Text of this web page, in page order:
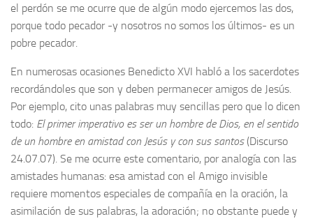
el perdón se me ocurre que de algún modo ejercemos las dos,
porque todo pecador -y nosotros no somos los últimos- es un
pobre pecador.
En numerosas ocasiones Benedicto XVI habló a los sacerdotes
recordándoles que son y deben permanecer amigos de Jesús.
Por ejemplo, cito unas palabras muy sencillas pero que lo dicen
todo: El primer imperativo es ser un hombre de Dios, en el sentido
de un hombre en amistad con Jesús y con sus santos(Discurso
24.07.07). Se me ocurre este comentario, por analogía con las
amistades humanas: esa amistad con el Amigo invisible
requiere momentos especiales de compañía en la oración, la
asimilación de sus palabras, la adoración; no obstante puede y